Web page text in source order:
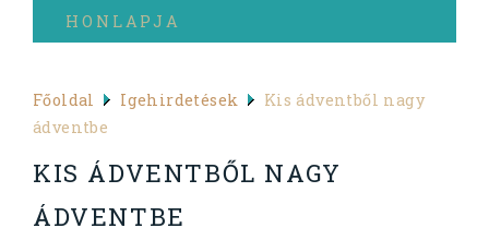
HONLAPJA
Főoldal Igehirdetések
Kis ádventből nagy
ádventbe
KIS ÁDVENTBŐL NAGY
ÁDVENTBE